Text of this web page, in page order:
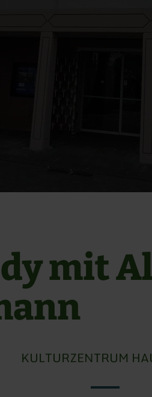
mit
KULTURZENTRUM